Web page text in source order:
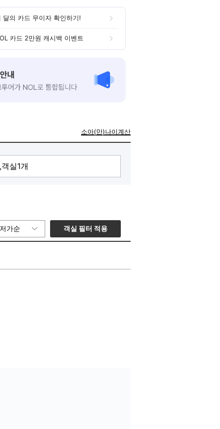
달의 카드 무이자 확인하기!
카드 2만원 캐시백 이벤트
소아(만)나이계산
가순 객실 필터 적용